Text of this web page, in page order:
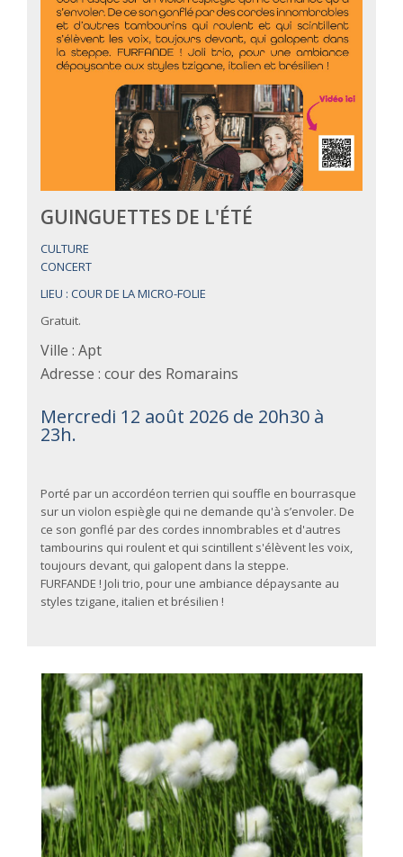
GUINGUETTES DE L'ÉTÉ
CULTURE
CONCERT
LIEU : COUR DE LA MICRO-FOLIE
Gratuit.
Ville : Apt
Adresse : cour des Romarains
Mercredi 12 août 2026 de 20h30 à
23h.
Porté par un accordéon terrien qui souffle en bourrasque
sur un violon espiègle qui ne demande qu'à s’envoler. De
ce son gonflé par des cordes innombrables et d'autres
tambourins qui roulent et qui scintillent s'élèvent les voix,
toujours devant, qui galopent dans la steppe.
FURFANDE ! Joli trio, pour une ambiance dépaysante au
styles tzigane, italien et brésilien !